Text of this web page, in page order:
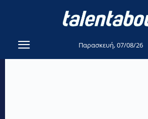
Παρασκευή, 07/08/26